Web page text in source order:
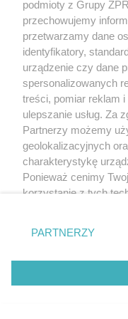
wleci
To imię
Polsce
podmioty z Grupy
przechowujemy
przetwarzamy dane
identyfikatory,
urządzenie czy dane
spersonalizowanych
treści, pomiar reklam
ulepszanie usług. Za
Partnerzy możemy
geolokalizacyjnych
charakterystykę
Ponieważ cenimy
korzystanie z tych
zmienić/wycofać
znajdujący się w
rodzaje
użytkownika, ale
przetwarzaniu.
PARTNERZY